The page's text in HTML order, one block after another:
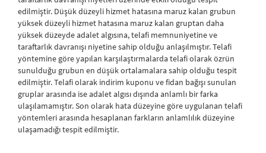
edilmiştir. Düşük düzeyli hizmet hatasına maruz kalan grubun
yüksek düzeyli hizmet hatasına maruz kalan gruptan daha
yüksek düzeyde adalet algısına, telafi memnuniyetine ve
taraftarlık davranışı niyetine sahip olduğu anlaşılmıştır. Telafi
yöntemine göre yapılan karşılaştırmalarda telafi olarak özrün
sunulduğu grubun en düşük ortalamalara sahip olduğu tespit
edilmiştir. Telafi olarak indirim kuponu ve fidan bağışı sunulan
gruplar arasında ise adalet algısı dışında anlamlı bir farka
ulaşılamamıştır. Son olarak hata düzeyine göre uygulanan telafi
yöntemleri arasında hesaplanan farkların anlamlılık düzeyine
ulaşamadığı tespit edilmiştir.